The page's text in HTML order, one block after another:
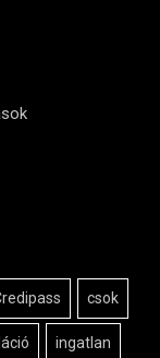
csok
ingatlan